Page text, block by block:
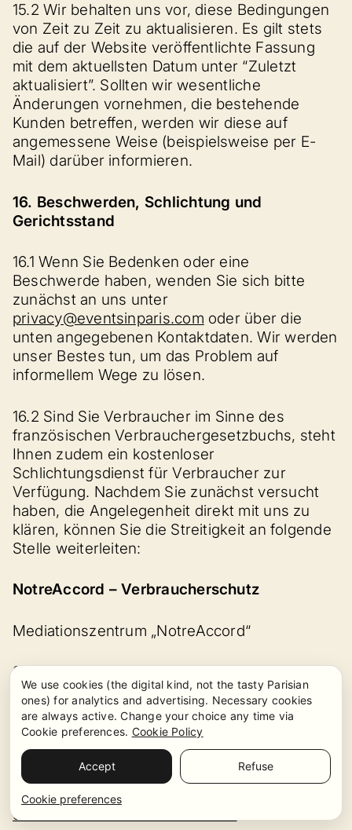
15.2 Wir behalten uns vor, diese Bedingungen
von Zeit zu Zeit zu aktualisieren. Es gilt stets
die auf der Website veröffentlichte Fassung
mit dem aktuellsten Datum unter “Zuletzt
aktualisiert”. Sollten wir wesentliche
Änderungen vornehmen, die bestehende
Kunden betreffen, werden wir diese auf
angemessene Weise (beispielsweise per E-
Mail) darüber informieren.
16. Beschwerden, Schlichtung und
Gerichtsstand
16.1 Wenn Sie Bedenken oder eine
Beschwerde haben, wenden Sie sich bitte
zunächst an uns unter
privacy@eventsinparis.com oder über die
unten angegebenen Kontaktdaten. Wir werden
unser Bestes tun, um das Problem auf
informellem Wege zu lösen.
16.2 Sind Sie Verbraucher im Sinne des
französischen Verbrauchergesetzbuchs, steht
Ihnen zudem ein kostenloser
Schlichtungsdienst für Verbraucher zur
Verfügung. Nachdem Sie zunächst versucht
haben, die Angelegenheit direkt mit uns zu
klären, können Sie die Streitigkeit an folgende
Stelle weiterleiten:
NotreAccord – Verbraucherschutz
Mediationszentrum „NotreAccord“
38 rue d’Aviau, 33 000 Bordeaux, Frankreich
E-Mail:consommation@notreaccord.com
Tel.: 09 79 33 58 27
Website:mediation-
consommation.notreaccord.com
We use cookies (the digital kind, not the tasty Parisian
ones) for analytics and advertising. Necessary cookies
are always active. Change your choice any time via
Cookie preferences. Cookie Policy
Accept Refuse
Cookie preferences